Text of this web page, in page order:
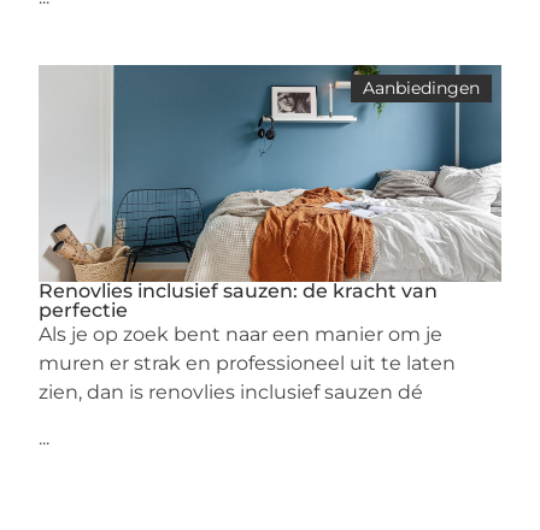
Aanbiedingen
Renovlies inclusief sauzen: de kracht van
perfectie
Als je op zoek bent naar een manier om je
muren er strak en professioneel uit te laten
zien, dan is renovlies inclusief sauzen dé
...